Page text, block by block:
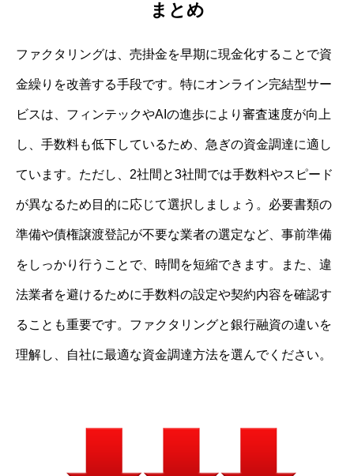
まとめ
ファクタリングは、売掛金を早期に現金化することで資
金繰りを改善する手段です。特にオンライン完結型サー
ビスは、フィンテックやAIの進歩により審査速度が向上
し、手数料も低下しているため、急ぎの資金調達に適し
ています。ただし、2社間と3社間では手数料やスピード
が異なるため目的に応じて選択しましょう。必要書類の
準備や債権譲渡登記が不要な業者の選定など、事前準備
をしっかり行うことで、時間を短縮できます。また、違
法業者を避けるために手数料の設定や契約内容を確認す
ることも重要です。ファクタリングと銀行融資の違いを
理解し、自社に最適な資金調達方法を選んでください。